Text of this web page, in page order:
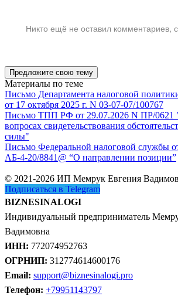
Никто ещё не оставил комментариев,
Предложите свою тему
Материалы по теме
Письмо Департамента налоговой
от 17 октября 2025 г. N 03-07-07/100767
Письмо ТПП РФ от 29.07.2026 N ПР/0621
вопросах свидетельствования
силы"
Письмо Федеральной налоговой службы
АБ-4-20/8841@ “О направлении позиции”
© 2021-2026 ИП Мемрук Евгения
Подписаться в Telegram
BIZNESINALOGI
Индивидуальный предприниматель
Вадимовна
ИНН: 772074952763
ОГРНИП: 312774614600176
Email: support@biznesinalogi.pro
Телефон: +79951143797